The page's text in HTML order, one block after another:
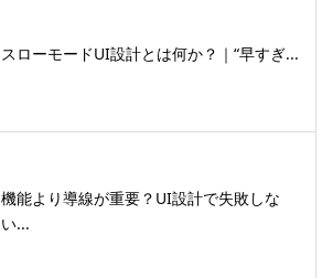
スローモードUI設計とは何か？｜“早すぎ...
機能より導線が重要？UI設計で失敗しな
い...